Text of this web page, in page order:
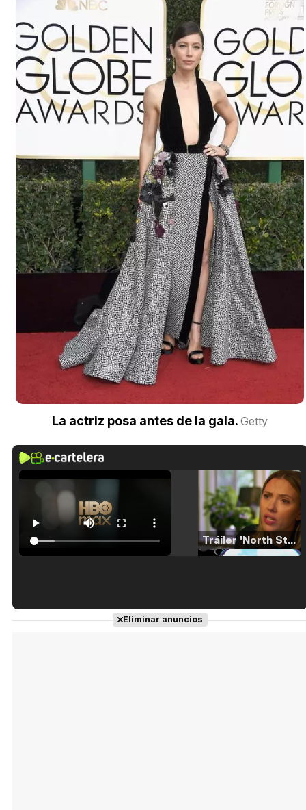
La actriz posa antes de la gala. Getty
Tráiler 'North Star' (2023)
Tráiler en español de 'La isla olvidada'
Eliminar anuncios